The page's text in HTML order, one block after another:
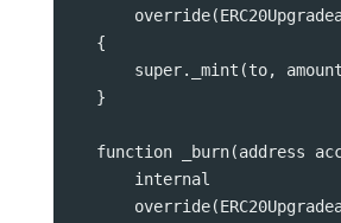
    {
super._mint(to,
    }
function _burn(address
        internal